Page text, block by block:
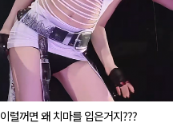
이럴꺼면 왜 치마를 입은거지???